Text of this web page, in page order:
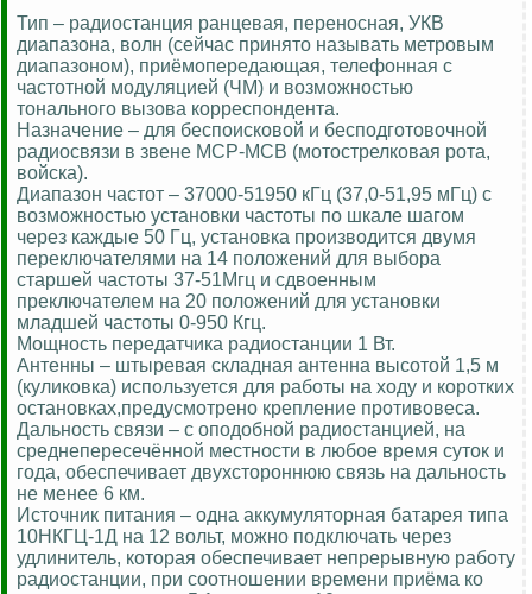
Тип – радиостанция ранцевая, переносная, УКВ
диапазона, волн (сейчас принято называть метровым
диапазоном), приёмопередающая, телефонная с
частотной модуляцией (ЧМ) и возможностью
тонального вызова корреспондента.
Назначение – для беспоисковой и бесподготовочной
радиосвязи в звене МСР-МСВ (мотострелковая рота,
войска).
Диапазон частот – 37000-51950 кГц (37,0-51,95 мГц) с
возможностью установки частоты по шкале шагом
через каждые 50 Гц, установка производится двумя
переключателями на 14 положений для выбора
старшей частоты 37-51Мгц и сдвоенным
преключателем на 20 положений для установки
младшей частоты 0-950 Кгц.
Мощность передатчика радиостанции 1 Вт.
Антенны – штыревая складная антенна высотой 1,5 м
(куликовка) используется для работы на ходу и коротких
остановках,предусмотрено крепление противовеса.
Дальность связи – с оподобной радиостанцией, на
среднепересечённой местности в любое время суток и
года, обеспечивает двухстороннюю связь на дальность
не менее 6 км.
Источник питания – одна аккумуляторная батарея типа
10НКГЦ-1Д на 12 вольт, можно подключать через
удлинитель, которая обеспечивает непрерывную работу
радиостанции, при соотношении времени приёма ко